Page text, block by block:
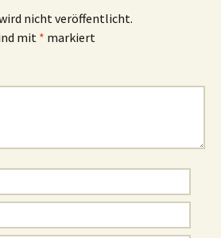
nicht veröffentlicht.
mit * markiert